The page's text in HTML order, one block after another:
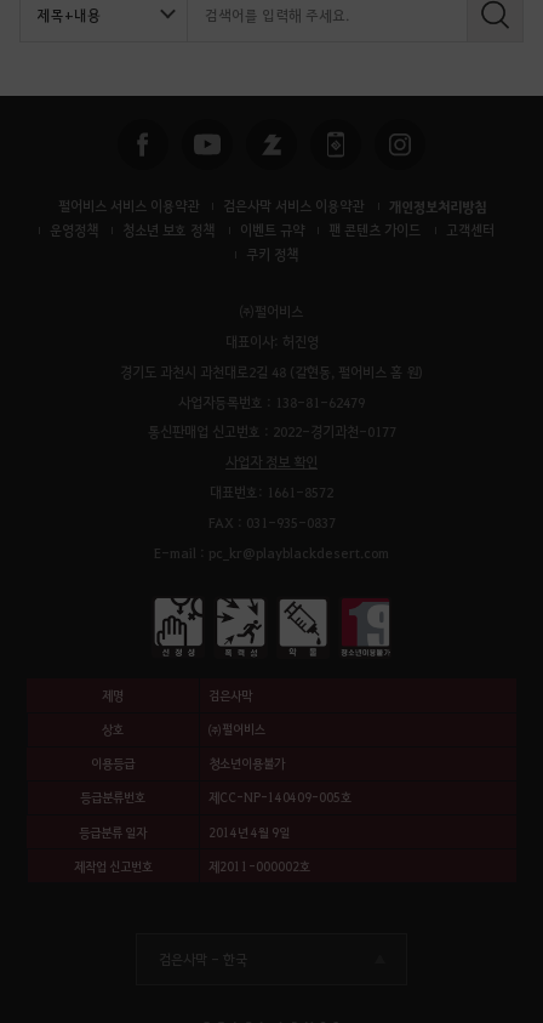
검
펄어비스 서비스 이용약관 검은사막 서비스 이용약관 개인정보처리방침
운영정책 청소년 보호 정책 이벤트 규약 팬 콘텐츠 가이드
고객센터
쿠키 정책
㈜펄어비스
대표이사: 허진영
경기도 과천시 과천대로2길 48 (갈현동, 펄어비스 홈 원)
사업자등록번호 : 138-81-62479
통신판매업 신고번호 : 2022-경기과천-0177
사업자 정보 확인
대표번호: 1661-8572
FAX : 031-935-0837
E-mail : pc_kr@playblackdesert.com
제명 검은사막
상호 ㈜펄어비스
이용등급 청소년이용불가
등급분류번호 제CC-NP-140409-005호
등급분류 일자 2014년 4월 9일
제작업 신고번호 제2011-000002호
검은사막 - 한국